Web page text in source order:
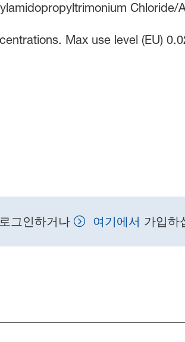
Chloride/
Max use level (EU)
그인하거나 여기에서 가입하